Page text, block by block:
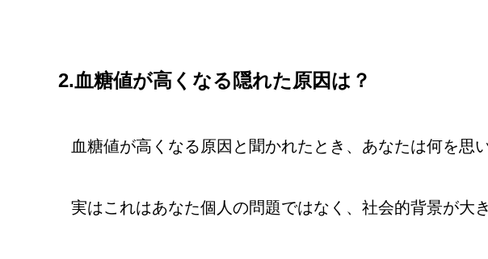
2.血糖値が高くなる隠れた原因は？
血糖値が高くなる原因と聞かれたとき、あなたは何を思
実はこれはあなた個人の問題ではなく、社会的背景が大